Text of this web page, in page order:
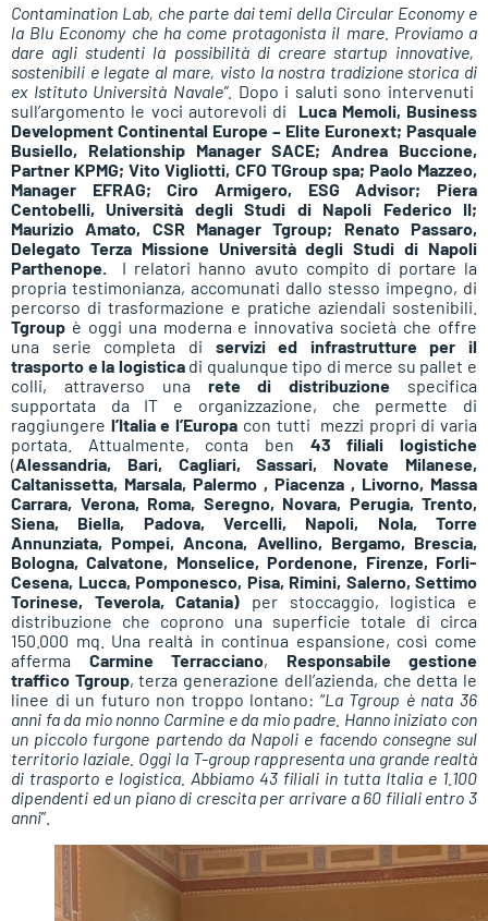
Contamination Lab, che parte dai temi della Circular Economy e
la Blu Economy che ha come protagonista il mare. Proviamo a
dare agli studenti la possibilità di creare startup innovative,
sostenibili e legate al mare, visto la nostra tradizione storica di
ex Istituto Università Navale”. Dopo i saluti sono intervenuti
sull’argomento le voci autorevoli di Luca Memoli, Business
Development Continental Europe – Elite Euronext; Pasquale
Busiello, Relationship Manager SACE; Andrea Buccione,
Partner KPMG; Vito Vigliotti, CFO TGroup spa; Paolo Mazzeo,
Manager EFRAG; Ciro Armigero, ESG Advisor; Piera
Centobelli, Università degli Studi di Napoli Federico II;
Maurizio Amato, CSR Manager Tgroup; Renato Passaro,
Delegato Terza Missione Università degli Studi di Napoli
Parthenope.
I relatori hanno avuto compito di portare la
propria testimonianza, accomunati dallo stesso impegno, di
percorso di trasformazione e pratiche aziendali sostenibili.
Tgroup è oggi una moderna e innovativa società che offre
una serie completa di servizi ed infrastrutture per il
trasporto e la logisticadi qualunque tipo di merce su pallet e
colli, attraverso una rete di distribuzione specifica
supportata da IT e organizzazione, che permette di
raggiungere l’Italia e l’Europa con tutti mezzi propri di varia
portata. Attualmente, conta ben 43 filiali logistiche
(Alessandria, Bari, Cagliari, Sassari, Novate Milanese,
Caltanissetta, Marsala, Palermo , Piacenza , Livorno, Massa
Carrara, Verona, Roma, Seregno, Novara, Perugia, Trento,
Siena, Biella, Padova, Vercelli, Napoli, Nola, Torre
Annunziata, Pompei, Ancona, Avellino, Bergamo, Brescia,
Bologna, Calvatone, Monselice, Pordenone, Firenze, Forli-
Cesena, Lucca, Pomponesco, Pisa, Rimini, Salerno, Settimo
Torinese, Teverola, Catania) per stoccaggio, logistica e
distribuzione che coprono una superficie totale di circa
150.000 mq. Una realtà in continua espansione, così come
afferma Carmine Terracciano, Responsabile gestione
traffico Tgroup, terza generazione dell’azienda, che detta le
linee di un futuro non troppo lontano: “La Tgroup è nata 36
anni fa da mio nonno Carmine e da mio padre. Hanno iniziato con
un piccolo furgone partendo da Napoli e facendo consegne sul
territorio laziale. Oggi la T-group rappresenta una grande realtà
di trasporto e logistica. Abbiamo 43 filiali in tutta Italia e 1.100
dipendenti ed un piano di crescita per arrivare a 60 filiali entro 3
anni”.